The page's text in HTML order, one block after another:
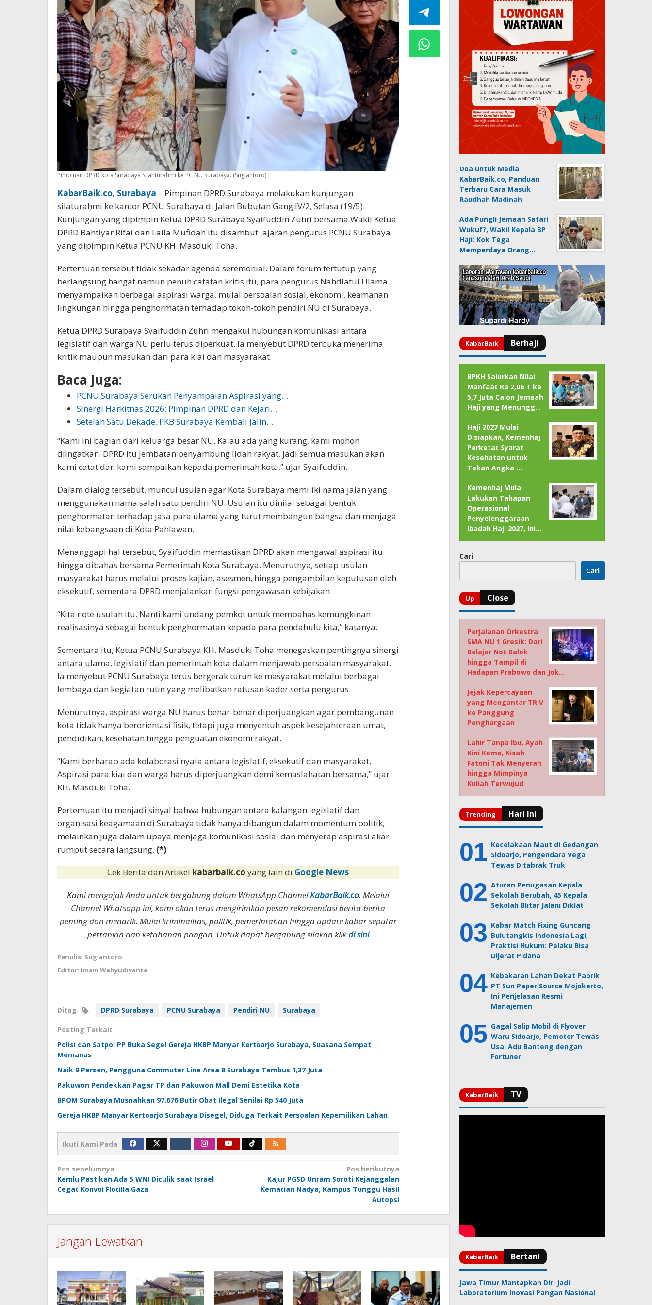
Pimpinan DPRD kota Surabaya Silahturahmi ke PC NU Surabaya. (Sugiantoro)
KabarBaik.co, Surabaya – Pimpinan DPRD Surabaya melakukan kunjungan
silaturahmi ke kantor PCNU Surabaya di Jalan Bubutan Gang IV/2, Selasa (19/5).
Kunjungan yang dipimpin Ketua DPRD Surabaya Syaifuddin Zuhri bersama Wakil Ketua
DPRD Bahtiyar Rifai dan Laila Mufidah itu disambut jajaran pengurus PCNU Surabaya
yang dipimpin Ketua PCNU KH. Masduki Toha.
Pertemuan tersebut tidak sekadar agenda seremonial. Dalam forum tertutup yang
berlangsung hangat namun penuh catatan kritis itu, para pengurus Nahdlatul Ulama
menyampaikan berbagai aspirasi warga, mulai persoalan sosial, ekonomi, keamanan
lingkungan hingga penghormatan terhadap tokoh-tokoh pendiri NU di Surabaya.
Ketua DPRD Surabaya Syaifuddin Zuhri mengakui hubungan komunikasi antara
legislatif dan warga NU perlu terus diperkuat. Ia menyebut DPRD terbuka menerima
kritik maupun masukan dari para kiai dan masyarakat.
Baca Juga:
PCNU Surabaya Serukan Penyampaian Aspirasi yang…
Sinergi Harkitnas 2026: Pimpinan DPRD dan Kejari…
Setelah Satu Dekade, PKB Surabaya Kembali Jalin…
“Kami ini bagian dari keluarga besar NU. Kalau ada yang kurang, kami mohon
diingatkan. DPRD itu jembatan penyambung lidah rakyat, jadi semua masukan akan
kami catat dan kami sampaikan kepada pemerintah kota,” ujar Syaifuddin.
Dalam dialog tersebut, muncul usulan agar Kota Surabaya memiliki nama jalan yang
menggunakan nama salah satu pendiri NU. Usulan itu dinilai sebagai bentuk
penghormatan terhadap jasa para ulama yang turut membangun bangsa dan menjaga
nilai kebangsaan di Kota Pahlawan.
Menanggapi hal tersebut, Syaifuddin memastikan DPRD akan mengawal aspirasi itu
hingga dibahas bersama Pemerintah Kota Surabaya. Menurutnya, setiap usulan
masyarakat harus melalui proses kajian, asesmen, hingga pengambilan keputusan oleh
eksekutif, sementara DPRD menjalankan fungsi pengawasan kebijakan.
“Kita note usulan itu. Nanti kami undang pemkot untuk membahas kemungkinan
realisasinya sebagai bentuk penghormatan kepada para pendahulu kita,” katanya.
Sementara itu, Ketua PCNU Surabaya KH. Masduki Toha menegaskan pentingnya sinergi
antara ulama, legislatif dan pemerintah kota dalam menjawab persoalan masyarakat.
Ia menyebut PCNU Surabaya terus bergerak turun ke masyarakat melalui berbagai
lembaga dan kegiatan rutin yang melibatkan ratusan kader serta pengurus.
Menurutnya, aspirasi warga NU harus benar-benar diperjuangkan agar pembangunan
kota tidak hanya berorientasi fisik, tetapi juga menyentuh aspek kesejahteraan umat,
pendidikan, kesehatan hingga penguatan ekonomi rakyat.
“Kami berharap ada kolaborasi nyata antara legislatif, eksekutif dan masyarakat.
Aspirasi para kiai dan warga harus diperjuangkan demi kemaslahatan bersama,” ujar
KH. Masduki Toha.
Pertemuan itu menjadi sinyal bahwa hubungan antara kalangan legislatif dan
organisasi keagamaan di Surabaya tidak hanya dibangun dalam momentum politik,
melainkan juga dalam upaya menjaga komunikasi sosial dan menyerap aspirasi akar
rumput secara langsung. (*)
Cek Berita dan Artikel kabarbaik.coyang lain di Google News
Kami mengajak Anda untuk bergabung dalam WhatsApp ChannelKabarBaik.co. Melalui
Channel Whatsapp ini, kami akan terus mengirimkan pesan rekomendasi berita-berita
penting dan menarik. Mulai kriminalitas, politik, pemerintahan hingga update kabar seputar
pertanian dan ketahanan pangan. Untuk dapat bergabung silakan klikdi sini
Penulis: Sugiantoro
Editor: Imam Wahyudiyanta
Ditag DPRD Surabaya PCNU Surabaya Pendiri NU Surabaya
Posting Terkait
Polisi dan Satpol PP Buka Segel Gereja HKBP Manyar Kertoarjo Surabaya, Suasana Sempat
Memanas
Naik 9 Persen, Pengguna Commuter Line Area 8 Surabaya Tembus 1,37 Juta
Pakuwon Pendekkan Pagar TP dan Pakuwon Mall Demi Estetika Kota
BPOM Surabaya Musnahkan 97.676 Butir Obat Ilegal Senilai Rp 540 Juta
Gereja HKBP Manyar Kertoarjo Surabaya Disegel, Diduga Terkait Persoalan Kepemilikan Lahan
Ikuti Kami Pada
Navigasi
pos
Pos sebelumnya
Kemlu Pastikan Ada 5 WNI Diculik saat Israel
Cegat Konvoi Flotilla Gaza
Pos berikutnya
Kajur PGSD Unram Soroti Kejanggalan
Kematian Nadya, Kampus Tunggu Hasil
Autopsi
Jangan Lewatkan
Doa untuk Media
KabarBaik.co, Panduan
Terbaru Cara Masuk
Raudhah Madinah
Ada Pungli Jemaah Safari
Wukuf?, Wakil Kepala BP
Haji: Kok Tega
Memperdaya Orang…
BPKH Salurkan Nilai
Manfaat Rp 2,06 T ke
5,7 Juta Calon Jemaah
Haji yang Menungg…
Haji 2027 Mulai
Disiapkan, Kemenhaj
Perketat Syarat
Kesehatan untuk
Tekan Angka …
Kemenhaj Mulai
Lakukan Tahapan
Operasional
Penyelenggaraan
Ibadah Haji 2027, Ini…
Cari
Cari
Perjalanan Orkestra
SMA NU 1 Gresik: Dari
Belajar Not Balok
hingga Tampil di
Hadapan Prabowo dan Jok…
Jejak Kepercayaan
yang Mengantar TRIV
ke Panggung
Penghargaan
Lahir Tanpa Ibu, Ayah
Kini Koma, Kisah
Fatoni Tak Menyerah
hingga Mimpinya
Kuliah Terwujud
Kecelakaan Maut di Gedangan
Sidoarjo, Pengendara Vega
Tewas Ditabrak Truk
Aturan Penugasan Kepala
Sekolah Berubah, 45 Kepala
Sekolah Blitar Jalani Diklat
Kabar Match Fixing Guncang
Bulutangkis Indonesia Lagi,
Praktisi Hukum: Pelaku Bisa
Dijerat Pidana
Kebakaran Lahan Dekat Pabrik
PT Sun Paper Source Mojokerto,
Ini Penjelasan Resmi
Manajemen
Gagal Salip Mobil di Flyover
Waru Sidoarjo, Pemotor Tewas
Usai Adu Banteng dengan
Fortuner
Jawa Timur Mantapkan Diri Jadi
Laboratorium Inovasi Pangan Nasional